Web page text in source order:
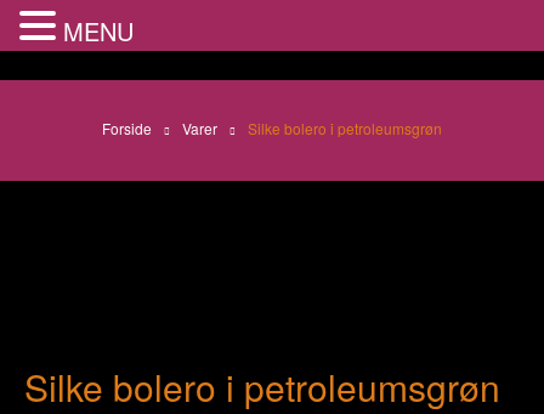
Forside Varer Silke bolero i petroleumsgrøn
Silke bolero i petroleumsgrøn
MENU